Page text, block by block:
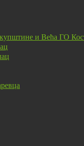
и Већа ГО